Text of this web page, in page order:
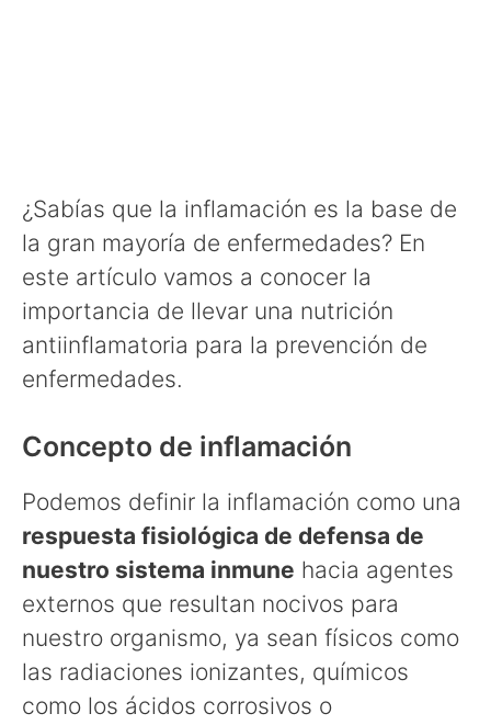
¿Sabías que la inflamación es la base de
la gran mayoría de enfermedades? En
este artículo vamos a conocer la
importancia de llevar una nutrición
antiinflamatoria para la prevención de
enfermedades.
Concepto de inflamación
Podemos definir la inflamación como una
respuesta fisiológica de defensa de
nuestro sistema inmune hacia agentes
externos que resultan nocivos para
nuestro organismo, ya sean físicos como
las radiaciones ionizantes, químicos
como los ácidos corrosivos o